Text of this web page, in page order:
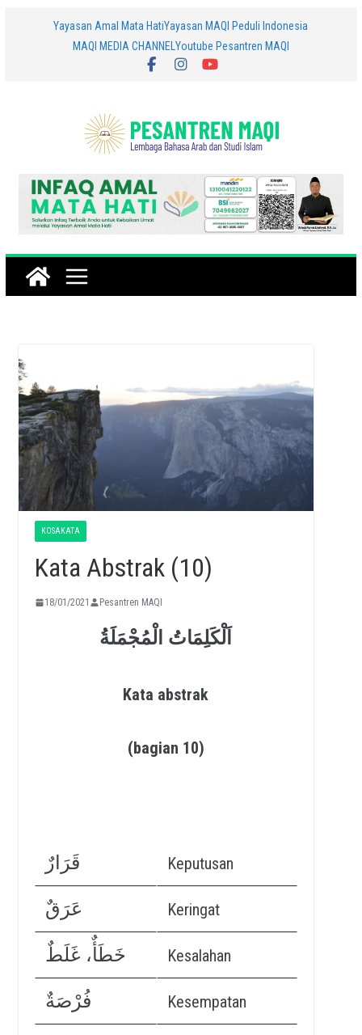
Yayasan Amal Mata HatiYayasan MAQI Peduli Indonesia
MAQI MEDIA CHANNEL Youtube Pesantren MAQI
KOSAKATA
Kata Abstrak (10)
18/01/2021 Pesantren MAQI
اَلْكَلِمَاتُ الْمُجْمَلَةُ
Kata abstrak
(bagian 10)
قَرَارٌ Keputusan
عَرَقٌ Keringat
خَطَأٌ، غَلَطٌ Kesalahan
فُرْصَةٌ Kesempatan